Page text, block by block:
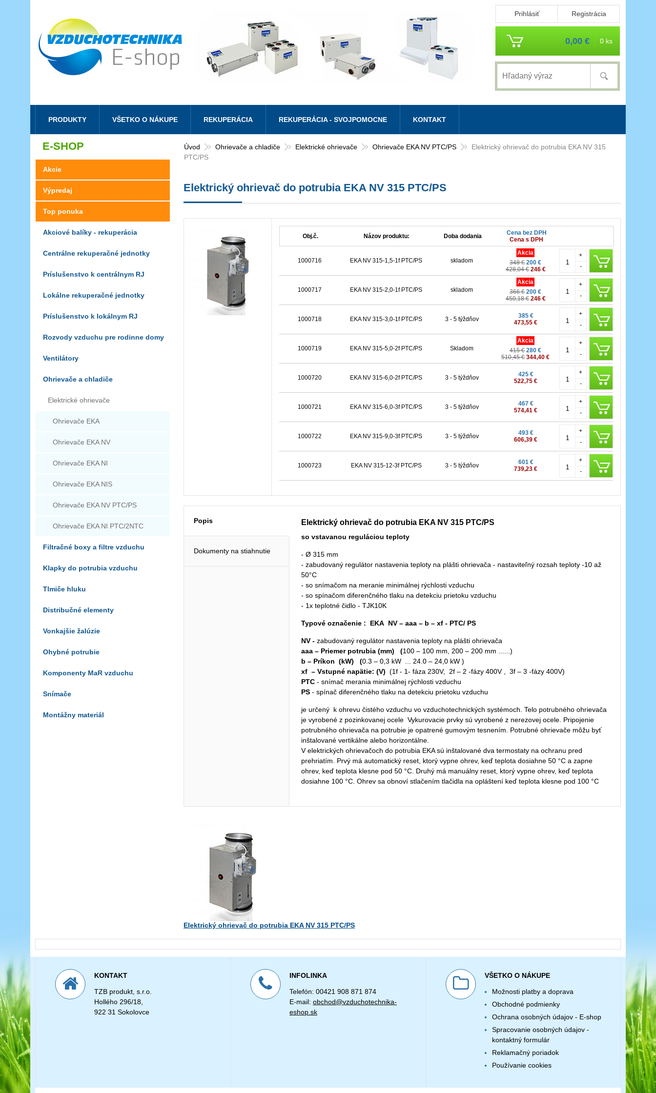
Prihlásiť Registrácia
0,00 € 0 ks
Úvod Ohrievače a chladiče Elektrické ohrievače Ohrievače EKA NV PTC/PS
Elektrický ohrievač do potrubia EKA NV 315
PTC/PS
Elektrický ohrievač do potrubia EKA NV 315 PTC/PS
Obj.č. Názov produktu: Doba dodania
Cena bez DPH
Cena s DPH
1000716 EKA NV 315-1,5-1f PTC/PS skladom
Akcia
348 € 200 €
428,04 € 246 € -
+
1000717 EKA NV 315-2,0-1f PTC/PS skladom
Akcia
366 € 200 €
450,18 € 246 € -
+
1000718 EKA NV 315-3,0-1f PTC/PS 3 - 5 týždňov
385 €
473,55 €
-
+
1000719 EKA NV 315-5,0-2f PTC/PS Skladom
Akcia
415 € 280 €
510,45 € 344,40 € -
+
1000720 EKA NV 315-6,0-2f PTC/PS 3 - 5 týždňov
425 €
522,75 €
-
+
1000721 EKA NV 315-6,0-3f PTC/PS 3 - 5 týždňov
467 €
574,41 €
-
+
1000722 EKA NV 315-9,0-3f PTC/PS 3 - 5 týždňov
493 €
606,39 €
-
+
1000723 EKA NV 315-12-3f PTC/PS 3 - 5 týždňov
601 €
739,23 €
-
+
Popis
Dokumenty na stiahnutie
Elektrický ohrievač do potrubia EKA NV 315 PTC/PS
so vstavanou reguláciou teploty
​- Ø 315 mm
- zabudovaný regulátor nastavenia teploty na plášti ohrievača - nastaviteľný rozsah teploty -10 až
50°C
- so snímačom na meranie minimálnej rýchlosti vzduchu
- so spínačom diferenčného tlaku na detekciu prietoku vzduchu
- 1x teplotné čidlo - TJK10K
Typové označenie : EKA NV – aaa – b – xf - PTC/ PS
NV - zabudovaný regulátor nastavenia teploty na plášti ohrievača
aaa – Priemer potrubia (mm) (100 – 100 mm, 200 – 200 mm ......)
b – Príkon (kW) (0.3 – 0,3 kW ... 24.0 – 24,0 kW )
xf – Vstupné napätie: (V) (1f - 1- fáza 230V, 2f – 2 -fázy 400V , 3f – 3 -fázy 400V)
PTC - snímač merania minimálnej rýchlosti vzduchu
PS - spínač diferenčného tlaku na detekciu prietoku vzduchu
je určený k ohrevu čistého vzduchu vo vzduchotechnických systémoch. Telo potrubného ohrievača
je vyrobené z pozinkovanej ocele Vykurovacie prvky sú vyrobené z nerezovej ocele. Pripojenie
potrubného ohrievača na potrubie je opatrené gumovým tesnením. Potrubné ohrievače môžu byť
inštalované vertikálne alebo horizontálne.
V elektrických ohrievačoch do potrubia EKA sú inštalované dva termostaty na ochranu pred
prehriatím. Prvý má automatický reset, ktorý vypne ohrev, keď teplota dosiahne 50 °C a zapne
ohrev, keď teplota klesne pod 50 °C. Druhý má manuálny reset, ktorý vypne ohrev, keď teplota
dosiahne 100 °C. Ohrev sa obnoví stlačením tlačidla na opláštení keď teplota klesne pod 100 °C
Elektrický ohrievač do potrubia EKA NV 315 PTC/PS
E-SHOP
Akcie
Výpredaj
Top ponuka
Akciové balíky - rekuperácia
Centrálne rekuperačné jednotky
Príslušenstvo k centrálnym RJ
Lokálne rekuperačné jednotky
Príslušenstvo k lokálnym RJ
Rozvody vzduchu pre rodinne domy
Ventilátory
Ohrievače a chladiče
Elektrické ohrievače
Ohrievače EKA
Ohrievače EKA NV
Ohrievače EKA NI
Ohrievače EKA NIS
Ohrievače EKA NV PTC/PS
Ohrievače EKA NI PTC/2NTC
Filtračné boxy a filtre vzduchu
Klapky do potrubia vzduchu
Tlmiče hluku
Distribučné elementy
Vonkajšie žalúzie
Ohybné potrubie
Komponenty MaR vzduchu
Snímače
Montážny materiál
PRODUKTY VŠETKO O NÁKUPE REKUPERÁCIA REKUPERÁCIA - SVOJPOMOCNE KONTAKT
KONTAKT
TZB produkt, s.r.o.
Hollého 296/18,
922 31 Sokolovce
INFOLINKA
Telefón: 00421 908 871 874
E-mail: obchod@vzduchotechnika-
eshop.sk
VŠETKO O NÁKUPE
Možnosti platby a doprava
Obchodné podmienky
Ochrana osobných údajov - E-shop
Spracovanie osobných údajov -
kontaktný formulár
Reklamačný poriadok
Používanie cookies